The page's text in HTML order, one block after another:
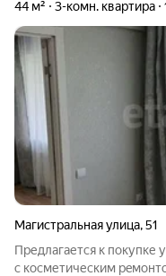
44 м² 3-комн. квартира
Магистральная улица,51
Предлагается к покупке
c коcметичеcким